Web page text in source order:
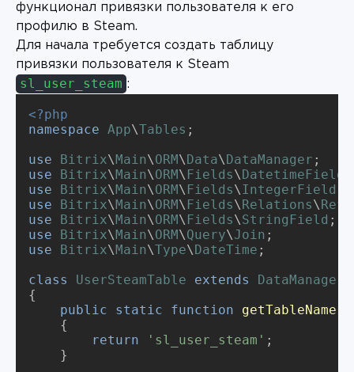
функционал привязки пользователя к его
профилю в Steam.
Для начала требуется создать таблицу
привязки пользователя к Steam
sl_user_steam :
<?php
namespace App\Tables ;
use
Bitrix\Main\ORM\Data\DataManager
use
Bitrix\Main\ORM\ Fields\DatetimeField
use
Bitrix\Main\ORM\ Fields\IntegerField
use
Bitrix\Main\ORM\ Fields\Relations\
use
Bitrix\Main\ORM\ Fields\StringField
use
Bitrix\Main\ORM\Query\Join
use
Bitrix\Main\Type\DateTime ;
class
UserSteamTable extends
DataManager
{
public
static function getTableName
{
return
'sl_user_steam' ;
    }